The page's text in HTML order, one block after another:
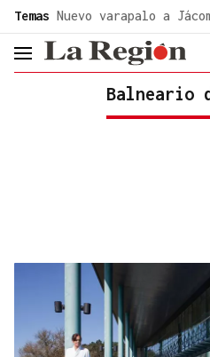
Temas Nuevo varapalo a
header.menu.open
Balneario